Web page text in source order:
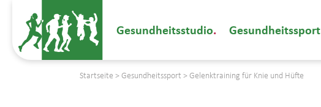
Gesundheitsstudio Gesundheitssport
Startseite > Gesundheitssport > Gelenktraining für Knie und Hüfte